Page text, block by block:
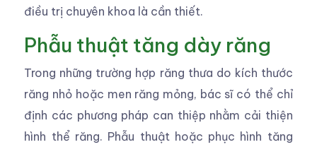
điều trị chuyên khoa là cần thiết.
Phẫu thuật tăng dày răng
Trong những trường hợp răng thưa do kích thước
răng nhỏ hoặc men răng mỏng, bác sĩ có thể chỉ
định các phương pháp can thiệp nhằm cải thiện
hình thể răng. Phẫu thuật hoặc phục hình tăng